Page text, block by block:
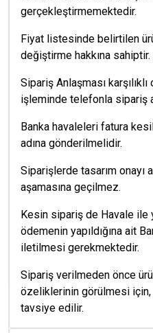
gerçekleştirmemektedir.
Fiyat listesinde belirtilen
değiştirme hakkına sahiptir.
Sipariş Anlaşması
işleminde telefonla sipariş
Banka havaleleri fatura
adına gönderilmelidir.
Siparişlerde tasarım onayı
aşamasına geçilmez.
Kesin sipariş de Havale ile
ödemenin yapıldığına ait
iletilmesi gerekmektedir.
Sipariş verilmeden önce
özeliklerinin görülmesi
tavsiye edilir.